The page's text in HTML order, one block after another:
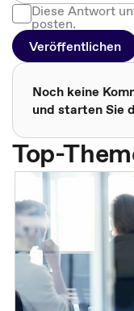
Diese Antwort
posten.
Veröffentlichen
Noch keine
und starten Sie
Top-